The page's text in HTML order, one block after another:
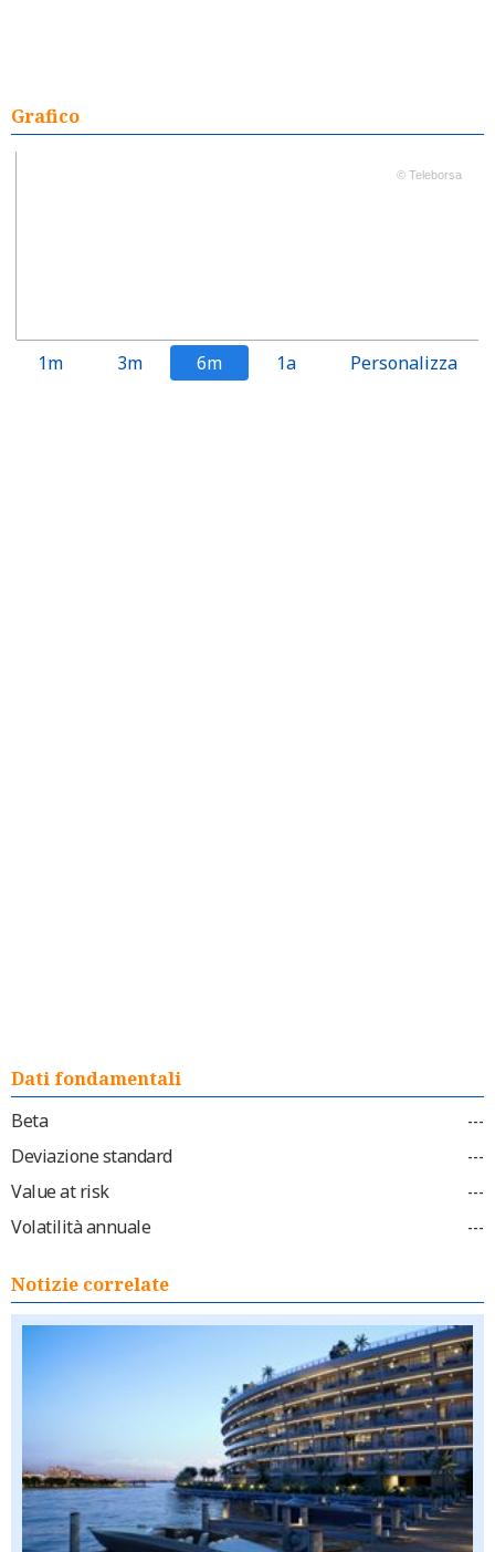
Grafico
© Teleborsa
1m 3m 6m 1a Personalizza
Dati fondamentali
Beta
---
Deviazione standard ---
Value at risk ---
Volatilità annuale ---
Notizie correlate